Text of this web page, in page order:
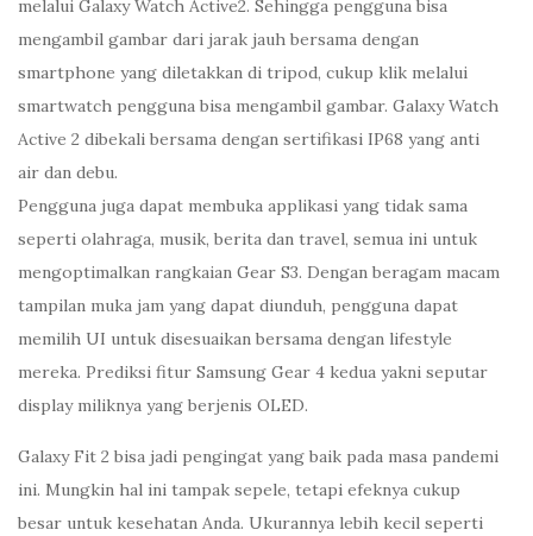
melalui Galaxy Watch Active2. Sehingga pengguna bisa
mengambil gambar dari jarak jauh bersama dengan
smartphone yang diletakkan di tripod, cukup klik melalui
smartwatch pengguna bisa mengambil gambar. Galaxy Watch
Active 2 dibekali bersama dengan sertifikasi IP68 yang anti
air dan debu.
Pengguna juga dapat membuka applikasi yang tidak sama
seperti olahraga, musik, berita dan travel, semua ini untuk
mengoptimalkan rangkaian Gear S3. Dengan beragam macam
tampilan muka jam yang dapat diunduh, pengguna dapat
memilih UI untuk disesuaikan bersama dengan lifestyle
mereka. Prediksi fitur Samsung Gear 4 kedua yakni seputar
display miliknya yang berjenis OLED.
Galaxy Fit 2 bisa jadi pengingat yang baik pada masa pandemi
ini. Mungkin hal ini tampak sepele, tetapi efeknya cukup
besar untuk kesehatan Anda. Ukurannya lebih kecil seperti